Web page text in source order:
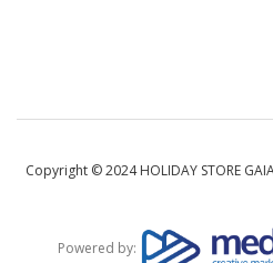
Copyright © 2024 HOLIDAY STORE
Powered by: